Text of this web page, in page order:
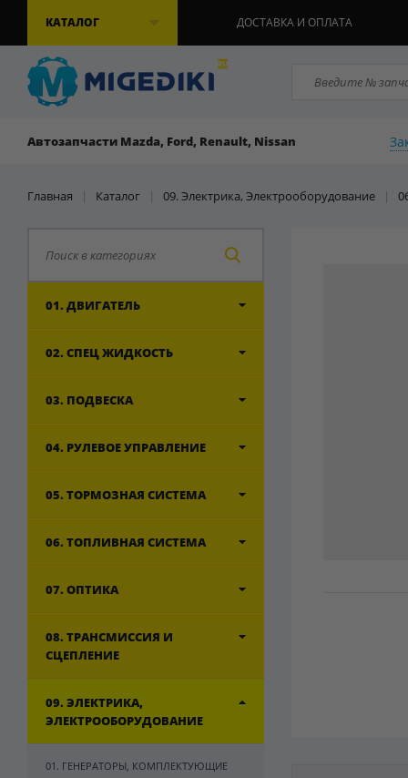
КАТАЛОГ ДОСТАВКА И ОПЛАТА
Автозапчасти Mazda, Ford, Renault, Nissan
Главная | Каталог | 09. Электрика, Электрооборудование |
01. ДВИГАТЕЛЬ
02. СПЕЦ ЖИДКОСТЬ
03. ПОДВЕСКА
04. РУЛЕВОЕ УПРАВЛЕНИЕ
05. ТОРМОЗНАЯ СИСТЕМА
06. ТОПЛИВНАЯ СИСТЕМА
07. ОПТИКА
08. ТРАНСМИССИЯ И
СЦЕПЛЕНИЕ
09. ЭЛЕКТРИКА,
ЭЛЕКТРООБОРУДОВАНИЕ
01. ГЕНЕРАТОРЫ, КОМПЛЕКТУЮЩИЕ